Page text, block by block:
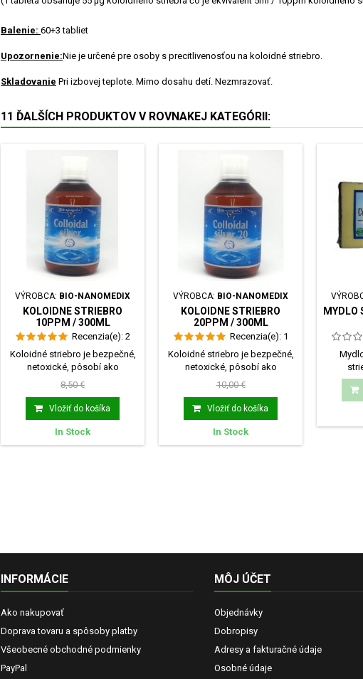
Balenie: 60+3 tabliet
Upozornenie:Nie je určené pre osoby s precitlivenosťou na koloidné striebro.
Skladovanie Pri izbovej teplote. Mimo dosahu detí. Nezmrazovať.
11 ĎALŠÍCH PRODUKTOV V ROVNAKEJ KATEGÓRII:
VÝROBCA: BIO-NANOMEDIX
KOLOIDNE STRIEBRO
10PPM / 300ML
Recenzia(e): 2
Koloidné striebro je bezpečné,
netoxické, pôsobí ako
antibiotikum, pomáha pri...
8,50 €
Vložiť do košíka
In Stock
VÝROBCA: BIO-NANOMEDIX
KOLOIDNE STRIEBRO
20PPM / 300ML
Recenzia(e): 1
Koloidné striebro je bezpečné,
netoxické, pôsobí ako
antibiotikum, pomáha pri...
10,00 €
Vložiť do košíka
In Stock
MYDLO
INFORMÁCIE
Ako nakupovať
Doprava tovaru a spôsoby platby
Všeobecné obchodné podmienky
PayPal
MÔJ ÚČET
Objednávky
Dobropisy
Adresy a fakturačné údaje
Osobné údaje